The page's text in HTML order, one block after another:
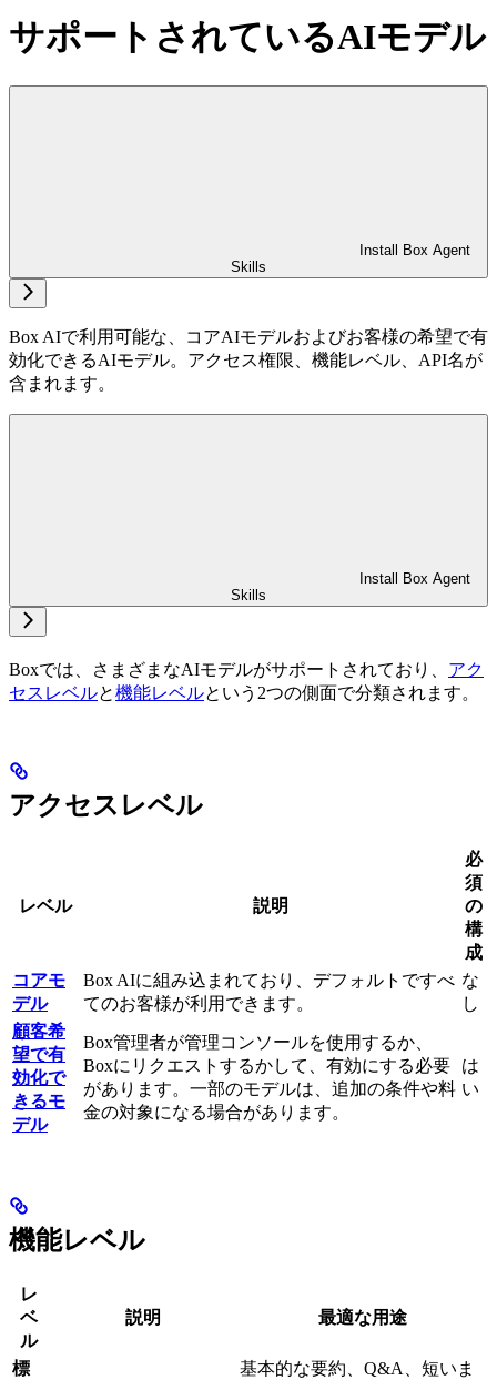
サポートされているAIモデル
Install Box Agent
Skills
Box AIで利用可能な、コアAIモデルおよびお客様の希望で有
効化できるAIモデル。アクセス権限、機能レベル、API名が
含まれます。
Install Box Agent
Skills
Boxでは、さまざまなAIモデルがサポートされており、 アク
セスレベルと機能レベルという2つの側面で分類されます。
アクセスレベル
レベル 説明
必
須
の
構
成
コアモ
デル
Box AIに組み込まれており、デフォルトですべ
てのお客様が利用できます。
な
し
顧客希
望で有
効化で
きるモ
デル
Box管理者が管理コンソールを使用するか、
Boxにリクエストするかして、有効にする必要
があります。一部のモデルは、追加の条件や料
金の対象になる場合があります。
は
い
機能レベル
レ
ベ
ル
説明 最適な用途
標
基本的な要約、Q&A、短いま